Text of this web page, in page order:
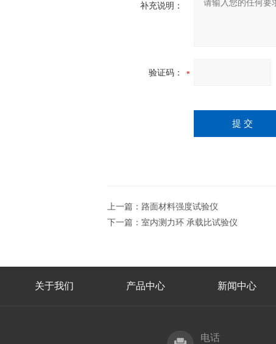
补充说明：
验证码：
上一篇： 路面材料强度试验仪
下一篇： 室内测力环 承载比试验仪
关于我们 产品中心 新闻中心
电话